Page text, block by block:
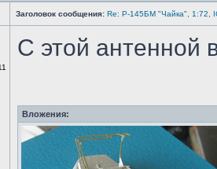
Заголовок сообщения: Re: Р-145БМ "Чайка", 1:72,
С этой антенной
Вложения: